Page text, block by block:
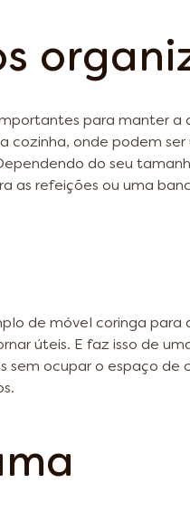
para manter a
cozinha, onde podem
do seu
as refeições ou uma
de móvel coringa para
úteis. E faz isso de
sem ocupar o espaço